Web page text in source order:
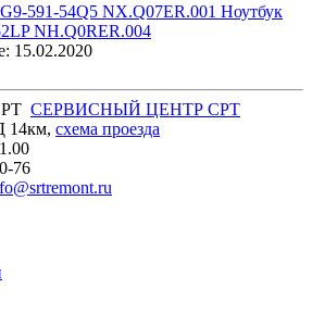
591-54Q5 NX.Q07ER.001 Ноутбук
NH.Q0RER.004
15.02.2020
СЕРВИСНЫЙ ЦЕНТР СРТ
, cхема проезда
76